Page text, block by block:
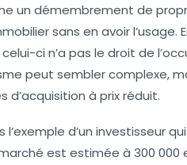
un démembrement de
sans en avoir
ci n’a pas le droit de
peut sembler complexe,
à prix réduit.
d’un investisseur
est estimée à 300 000